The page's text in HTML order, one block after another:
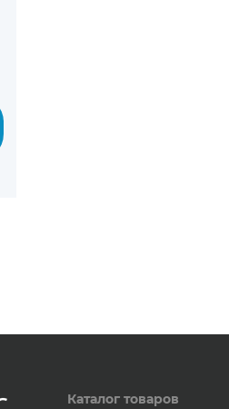
Каталог товаров